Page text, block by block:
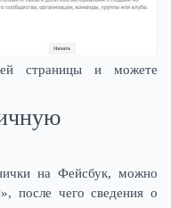
страницы и можете
на Фейсбук, можно
после чего сведения о